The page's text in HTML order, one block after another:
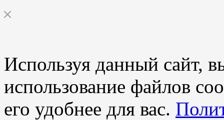
Используя данный сайт,
использование файлов
его удобнее для вас.